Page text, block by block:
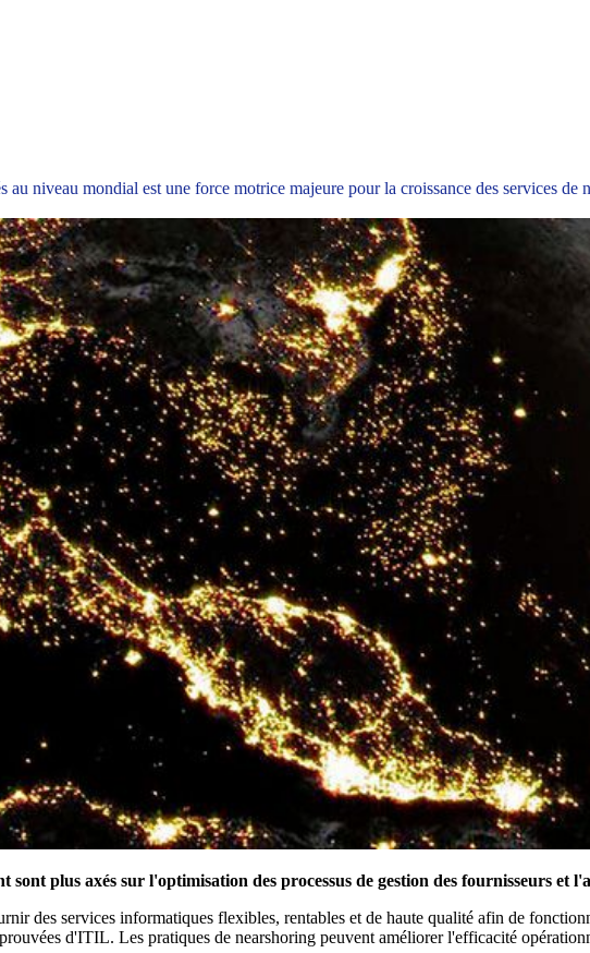
niveau mondial est une force motrice majeure pour la croissance des services de
plus axés sur l'optimisation des processus de gestion des fournisseurs et
des services informatiques flexibles, rentables et de haute qualité afin de
d'ITIL. Les pratiques de nearshoring peuvent améliorer l'efficacité